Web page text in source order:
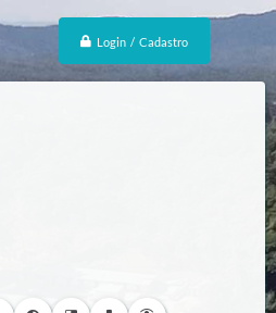
Login / Cadastro